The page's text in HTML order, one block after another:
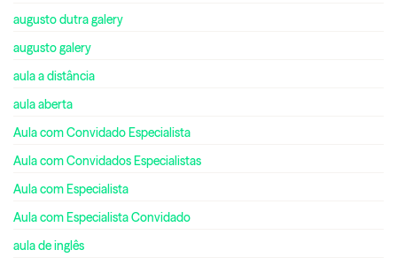
augusto dutra galery
augusto galery
aula a distância
aula aberta
Aula com Convidado Especialista
Aula com Convidados Especialistas
Aula com Especialista
Aula com Especialista Convidado
aula de inglês